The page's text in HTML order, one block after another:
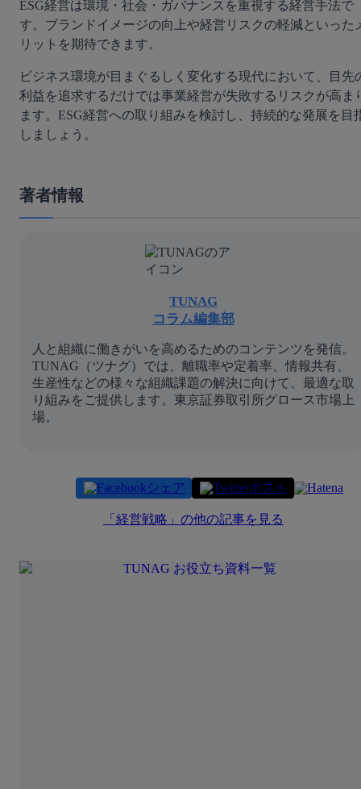
ESG経営は環境・社会・ガバナンスを重視する経営手法で
す。ブランドイメージの向上や経営リスクの軽減といった
リットを期待できます。
ビジネス環境が目まぐるしく変化する現代において、目先
利益を追求するだけでは事業経営が失敗するリスクが高ま
ます。ESG経営への取り組みを検討し、持続的な発展を目
しましょう。
著者情報
TUNAG
コラム編集部
人と組織に働きがいを高めるためのコンテンツを発信。
TUNAG（ツナグ）では、離職率や定着率、情報共有、
生産性などの様々な組織課題の解決に向けて、最適な取
り組みをご提供します。東京証券取引所グロース市場上
場。
シェア ポスト
「 経営戦略 」の他の記事を見る